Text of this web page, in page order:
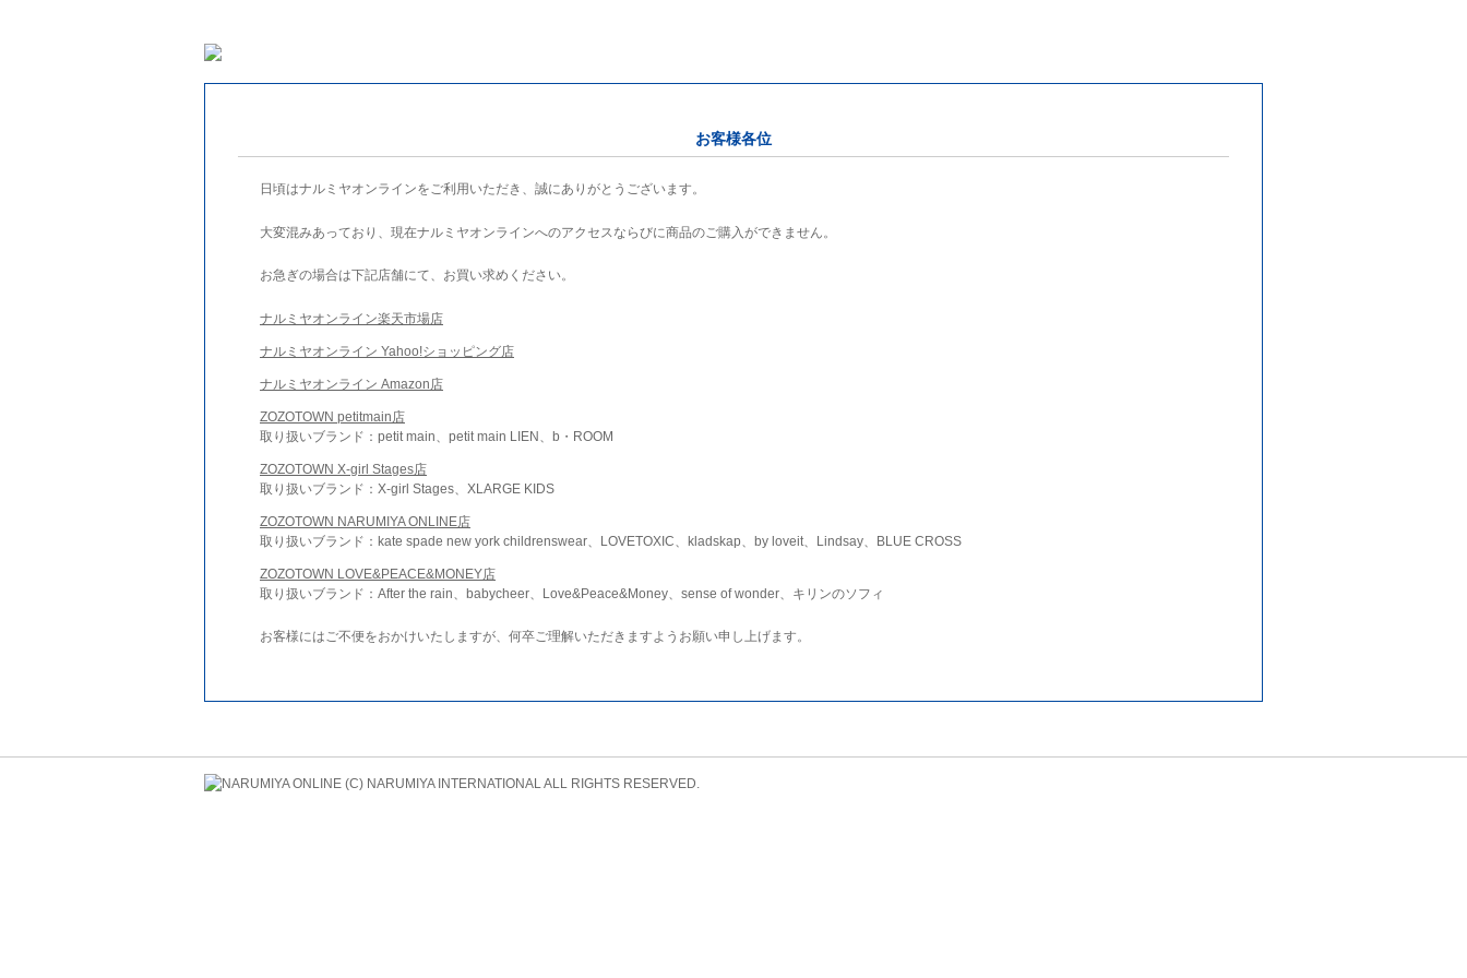
お客様各位
日頃はナルミヤオンラインをご利用いただき、誠にありがとうございます。
大変混みあっており、現在ナルミヤオンラインへのアクセスならびに商品のご購入ができません。
お急ぎの場合は下記店舗にて、お買い求めください。
ナルミヤオンライン楽天市場店
ナルミヤオンライン Yahoo!ショッピング店
ナルミヤオンライン Amazon店
ZOZOTOWN petitmain店
取り扱いブランド：petit main、petit main LIEN、b・ROOM
ZOZOTOWN X-girl Stages店
取り扱いブランド：X-girl Stages、XLARGE KIDS
ZOZOTOWN NARUMIYA ONLINE店
取り扱いブランド：kate spade new york childrenswear、LOVETOXIC、kladskap、by loveit、Lindsay、BLUE CROSS
ZOZOTOWN LOVE&PEACE&MONEY店
取り扱いブランド：After the rain、babycheer、Love&Peace&Money、sense of wonder、キリンのソフィ
お客様にはご不便をおかけいたしますが、何卒ご理解いただきますようお願い申し上げます。